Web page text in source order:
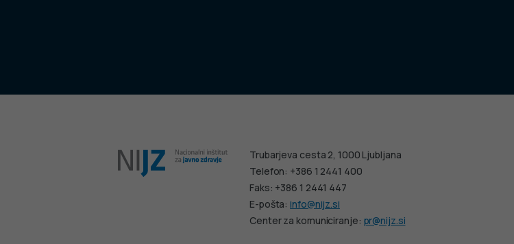
Trubarjeva cesta 2, 1000 Ljubljana
Telefon: +386 1 2441 400
Faks: +386 1 2441 447
E-pošta:info@nijz.si
Center za komuniciranje: pr@nijz.si